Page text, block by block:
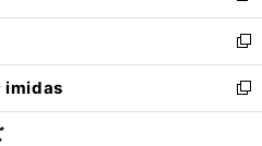
開
く
ウ
で
開
く
ン
ド
ウ
で
開
ウ
ィ
ン
ド
ウ
し
い
ウ
ィ
ン
新
し
い
ウ
imidas
新
し